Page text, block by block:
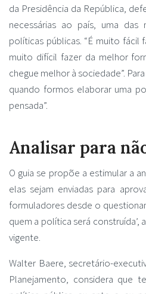
da Presidência da República,
necessárias ao país, uma
políticas públicas. “É muito fácil
muito difícil fazer da melhor
chegue melhor à sociedade”.
quando formos elaborar uma
pensada”.
Analisar para
O guia se propõe a estimular a
elas sejam enviadas para
formuladores desde o
quem a política será
vigente.
Walter Baere, secretário-
Planejamento, considera que